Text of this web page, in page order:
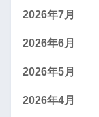
2026年7月
2026年6月
2026年5月
2026年4月